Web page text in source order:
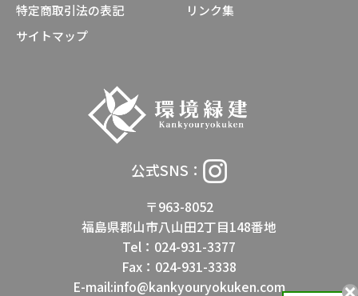
公式SNS：
〒963-8052
福島県郡山市八山田2丁目148番地
Tel：024-931-3377
Fax：024-931-3338
E-mail:info@kankyouryokuken.com
特定商取引法の表記
リンク集
サイトマップ